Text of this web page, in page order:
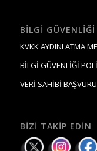
BILGI GÜVENLIĞI
KVKK AYDINLATMA
BİLGİ GÜVENLİĞİ
VERİ SAHİBİ
BIZI TAKIP EDIN